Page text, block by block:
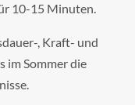
10-15 Minuten.
, Kraft- und
im Sommer die